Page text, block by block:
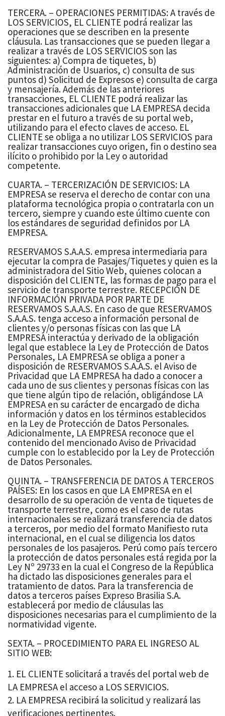
TERCERA. – OPERACIONES PERMITIDAS: A través de
LOS SERVICIOS, EL CLIENTE podrá realizar las
operaciones que se describen en la presente
cláusula. Las transacciones que se pueden llegar a
realizar a través de LOS SERVICIOS son las
siguientes: a) Compra de tiquetes, b)
Administración de Usuarios, c) consulta de sus
puntos d) Solicitud de Expresos e) consulta de carga
y mensajería. Además de las anteriores
transacciones, EL CLIENTE podrá realizar las
transacciones adicionales que LA EMPRESA decida
prestar en el futuro a través de su portal web,
utilizando para el efecto claves de acceso. EL
CLIENTE se obliga a no utilizar LOS SERVICIOS para
realizar transacciones cuyo origen, fin o destino sea
ilícito o prohibido por la Ley o autoridad
competente.
CUARTA. – TERCERIZACIÓN DE SERVICIOS: LA
EMPRESA se reserva el derecho de contar con una
plataforma tecnológica propia o contratarla con un
tercero, siempre y cuando este último cuente con
los estándares de seguridad definidos por LA
EMPRESA.
RESERVAMOS S.A.A.S. empresa intermediaria para
ejecutar la compra de Pasajes/Tiquetes y quien es la
administradora del Sitio Web, quienes colocan a
disposición del CLIENTE, las formas de pago para el
servicio de transporte terrestre. RECEPCIÓN DE
INFORMACIÓN PRIVADA POR PARTE DE
RESERVAMOS S.A.A.S. En caso de que RESERVAMOS
S.A.A.S. tenga acceso a información personal de
clientes y/o personas físicas con las que LA
EMPRESA interactúa y derivado de la obligación
legal que establece la Ley de Protección de Datos
Personales, LA EMPRESA se obliga a poner a
disposición de RESERVAMOS S.A.A.S. el Aviso de
Privacidad que LA EMPRESA ha dado a conocer a
cada uno de sus clientes y personas físicas con las
que tiene algún tipo de relación, obligándose LA
EMPRESA en su carácter de encargado de dicha
información y datos en los términos establecidos
en la Ley de Protección de Datos Personales.
Adicionalmente, LA EMPRESA reconoce que el
contenido del mencionado Aviso de Privacidad
cumple con lo establecido por la Ley de Protección
de Datos Personales.
QUINTA. – TRANSFERENCIA DE DATOS A TERCEROS
PAÍSES: En los casos en que LA EMPRESA en el
desarrollo de su operación de venta de tiquetes de
transporte terrestre, como es el caso de rutas
internacionales se realizará transferencia de datos
a terceros, por medio del formato Manifiesto ruta
internacional, en el cual se diligencia los datos
personales de los pasajeros. Perú como país tercero
la protección de datos personales está regida por la
Ley Nº 29733 en la cual el Congreso de la República
ha dictado las disposiciones generales para el
tratamiento de datos. Para la transferencia de
datos a terceros países Expreso Brasilia S.A.
establecerá por medio de cláusulas las
disposiciones necesarias para el cumplimiento de la
normatividad vigente.
SEXTA. – PROCEDIMIENTO PARA EL INGRESO AL
SITIO WEB:
EL CLIENTE solicitará a través del portal web de
LA EMPRESA el acceso a LOS SERVICIOS.
LA EMPRESA recibirá la solicitud y realizará las
verificaciones pertinentes.